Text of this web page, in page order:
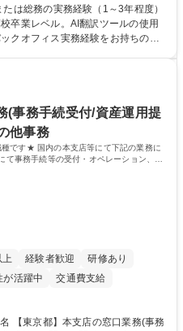
を支える専任担当として広く活躍
翻訳ツール等を使用しての対応で
発生せず、ご自身のペースで業務
立系ファーム
は総務の実務経験（1～3年程度）
卒業レベル。AI翻訳ツールの使用
クオフィス実務経験をお持ちの方
在宅勤務を実施しており、ワーク
境です（フルリモートも面接で相
クオフィス業務に柔軟に対応でき、
りながら業務を推進できる方 学
専修学校 高校 語学力： 資格：
(事務手続受付/資産運用提
他事務
です★ 国内の本支店等にて下記の業務に
事務手続等の受付・オペレーション、お
経験者歓迎
研修あり
が活躍中
交通費支給